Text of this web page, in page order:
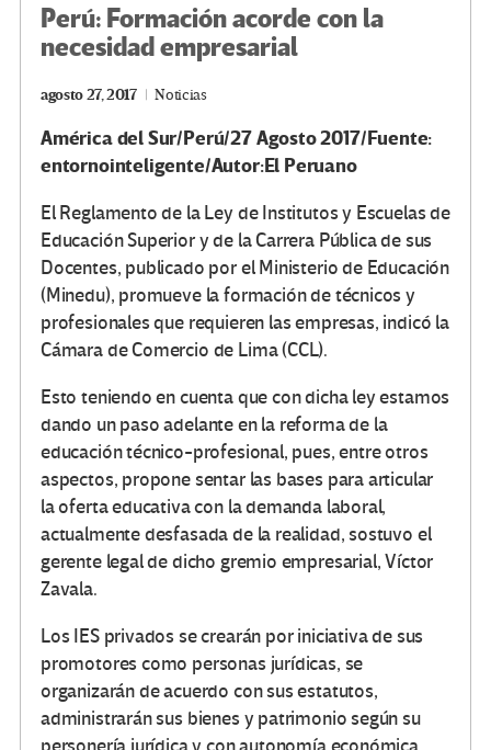
Perú: Formación acorde con la
necesidad empresarial
agosto 27, 2017 Noticias
América del Sur/Perú/27 Agosto 2017/Fuente:
entornointeligente/Autor:El Peruano
El Reglamento de la Ley de Institutos y Escuelas de
Educación Superior y de la Carrera Pública de sus
Docentes, publicado por el Ministerio de Educación
(Minedu), promueve la formación de técnicos y
profesionales que requieren las empresas, indicó la
Cámara de Comercio de Lima (CCL).
Esto teniendo en cuenta que con dicha ley estamos
dando un paso adelante en la reforma de la
educación técnico-profesional, pues, entre otros
aspectos, propone sentar las bases para articular
la oferta educativa con la demanda laboral,
actualmente desfasada de la realidad, sostuvo el
gerente legal de dicho gremio empresarial, Víctor
Zavala.
Los IES privados se crearán por iniciativa de sus
promotores como personas jurídicas, se
organizarán de acuerdo con sus estatutos,
administrarán sus bienes y patrimonio según su